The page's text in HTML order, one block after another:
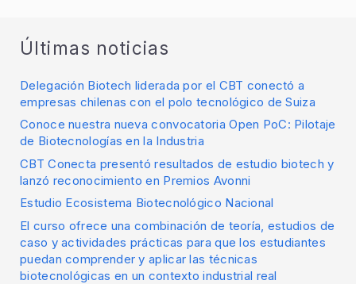
Últimas noticias
Delegación Biotech liderada por el CBT conectó a
empresas chilenas con el polo tecnológico de Suiza
Conoce nuestra nueva convocatoria Open PoC: Pilotaje
de Biotecnologías en la Industria
CBT Conecta presentó resultados de estudio biotech y
lanzó reconocimiento en Premios Avonni
Estudio Ecosistema Biotecnológico Nacional
El curso ofrece una combinación de teoría, estudios de
caso y actividades prácticas para que los estudiantes
puedan comprender y aplicar las técnicas
biotecnológicas en un contexto industrial real